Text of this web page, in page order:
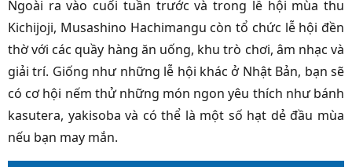
Ngoài ra vào cuối tuần trước và trong lễ hội mùa thu
Kichijoji, Musashino Hachimangu còn tổ chức lễ hội đền
thờ với các quầy hàng ăn uống, khu trò chơi, âm nhạc và
giải trí. Giống như những lễ hội khác ở Nhật Bản, bạn sẽ
có cơ hội nếm thử những món ngon yêu thích như bánh
kasutera, yakisoba và có thể là một số hạt dẻ đầu mùa
nếu bạn may mắn.